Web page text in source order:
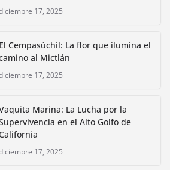
17, 2025
El Cempasúchil: La flor que ilumina el
al Mictlán
17, 2025
Marina: La Lucha por la
en el Alto Golfo de
17, 2025